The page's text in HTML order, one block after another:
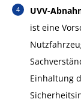
UVV-
ist eine
Einhaltung